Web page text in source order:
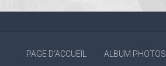
PAGE D'ACCUEIL ALBUM PHOTOS